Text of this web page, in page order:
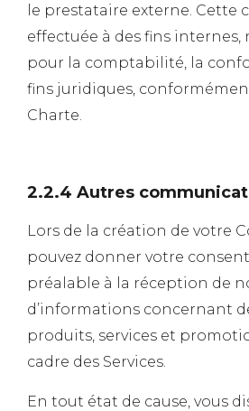
le prestataire externe. Cette
effectuée à des fins
pour la comptabilité, la
fins juridiques,
Charte.
2.2.4 Autres
Lors de la création de votre
pouvez donner votre
préalable à la réception de
d’informations concernant
produits, services et
cadre des Services.
En tout état de cause, vous